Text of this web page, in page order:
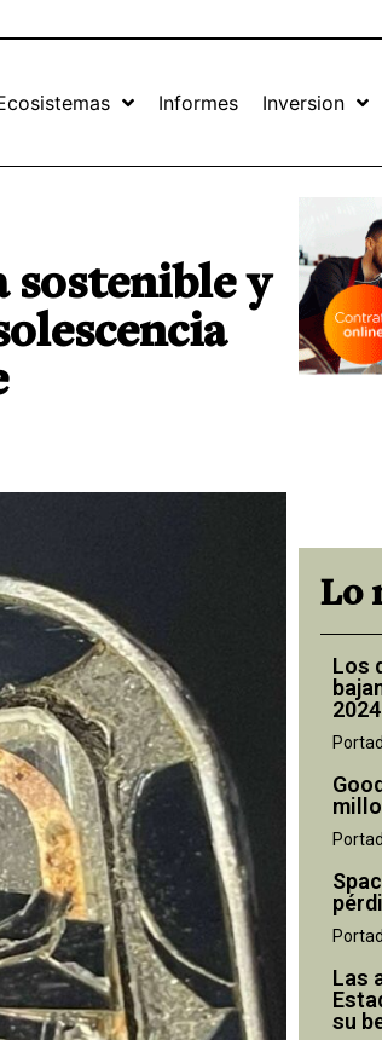
Informes Inversion
sostenible y
Lo
Los
2024
Las
su